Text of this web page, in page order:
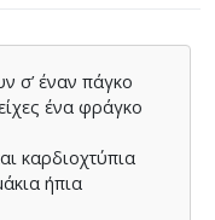
σ’ έναν πάγκο
ένα φράγκο
καρδιοχτύπια
ήπια